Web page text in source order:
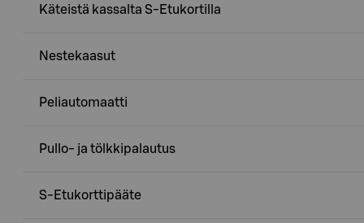
Käteistä kassalta S-Etukortilla
Nestekaasut
Peliautomaatti
Pullo- ja tölkkipalautus
S-Etukorttipääte